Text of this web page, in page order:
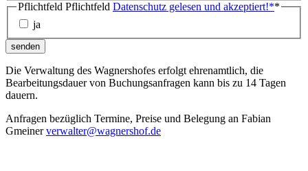
Pflichtfeld Pflichtfeld Datenschutz gelesen und akzeptiert!**
ja
senden
Die Verwaltung des Wagnershofes erfolgt ehrenamtlich, die
Bearbeitungsdauer von Buchungsanfragen kann bis zu 14 Tagen
dauern.
Anfragen bezüglich Termine, Preise und Belegung an Fabian
Gmeinerverwalter@wagnershof.de